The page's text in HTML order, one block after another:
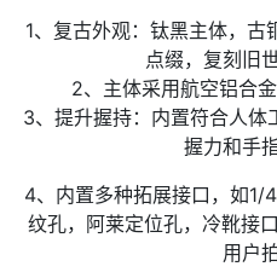
1、复古外观：钛黑主体，
点缀，复刻旧
2、主体采用航空铝合
3、提升握持：内置符合人体
握力和手
4、内置多种拓展接口，如
纹孔，阿莱定位孔，冷靴接
用户